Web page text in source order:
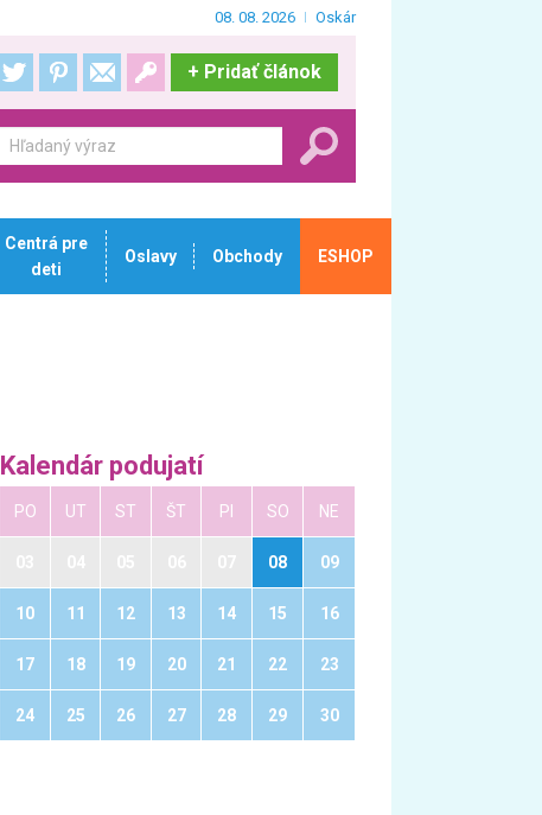
08. 08. 2026 Oskár
+ Pridať článok
Centrá pre
deti
Oslavy Obchody ESHOP
Kalendár podujatí
PO UT ST ŠT PI SO NE
08 09
10 11 12 13 14 15 16
17 18 19 20 21 22 23
24 25 26 27 28 29 30